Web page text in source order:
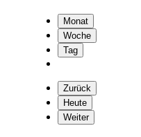
Monat
Woche
Tag
Zurück
Heute
Weiter